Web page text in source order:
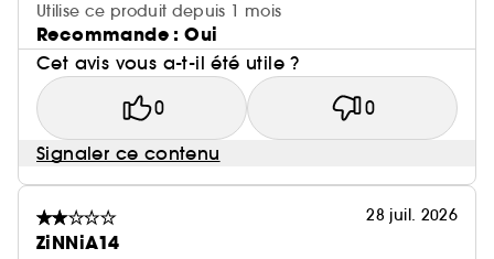
Utilise ce produit depuis 1 mois
Recommande : Oui
Cet avis vous a-t-il été utile ?
0 0
Signaler ce contenu
28 juil. 2026
ZiNNiA14